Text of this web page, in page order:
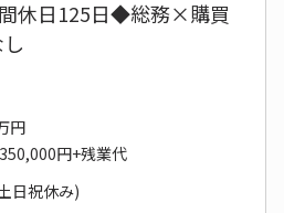
間休日125日◆総務×購買
円
円+残業代
日祝休み)